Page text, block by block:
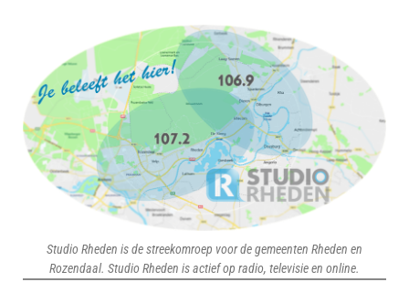
Studio Rheden is de streekomroep voor de gemeenten Rheden en
Rozendaal. Studio Rheden is actief op radio, televisie en online.